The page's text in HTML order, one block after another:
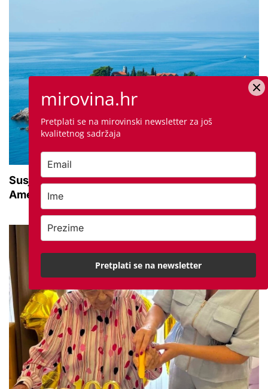
Susjedna zemlja sve popularnije odredište
Amerikanaca u mirovini: Pruža mir i sigurnost
mirovina.hr
Pretplati se na mirovinski newsletter za još
kvalitetnog sadržaja
Pretplati se na newsletter